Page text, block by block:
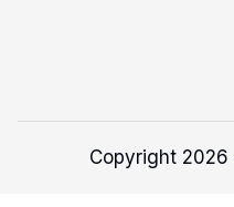
Copyright